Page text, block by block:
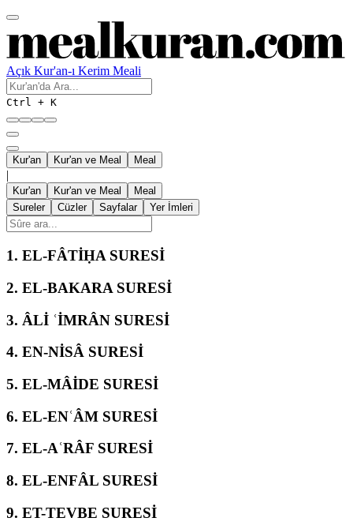
Açık Kur'an-ı Kerim Meali
Ctrl + K
Kur'an Kur'an ve Meal Meal
|
Kur'an Kur'an ve Meal
Meal
Sureler
Cüzler Sayfalar Yer İmleri
1. EL-FÂTİḤA SURESİ
2. EL-BAKARA SURESİ
3. ÂLİ ʿİMRÂN SURESİ
4. EN-NİSÂ SURESİ
5. EL-MÂİDE SURESİ
6. EL-ENʿÂM SURESİ
7. EL-AʿRÂF SURESİ
8. EL-ENFÂL SURESİ
9. ET-TEVBE SURESİ